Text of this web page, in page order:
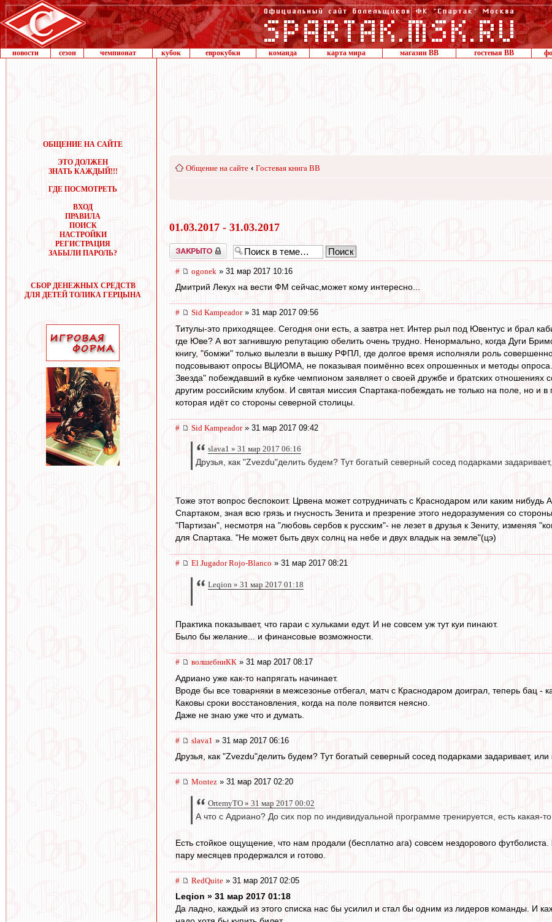
новости сезон чемпионат кубок еврокубки команда карта мира магазин ВВ гостевая ВВ
ОБЩЕНИЕ НА САЙТЕ
ЭТО ДОЛЖЕН
ЗНАТЬ КАЖДЫЙ!!!
ГДЕ ПОСМОТРЕТЬ
ВХОД
ПРАВИЛА
ПОИСК
НАСТРОЙКИ
РЕГИСТРАЦИЯ
ЗАБЫЛИ ПАРОЛЬ?
СБОР ДЕНЕЖНЫХ СРЕДСТВ
ДЛЯ ДЕТЕЙ ТОЛИКА ГЕРЦЫНА
Общение на сайте ‹ Гостевая книга ВВ
01.03.2017 - 31.03.2017
Закрыто
# ogonek » 31 мар 2017 10:16
Дмитрий Лекух на вести ФМ сейчас,может кому интересно...
# Sid Kampeador» 31 мар 2017 09:56
Титулы-это приходящее. Сегодня они есть, а завтра нет. Интер рыл под Ювентус и брал
где Юве? А вот загнившую репутацию обелить очень трудно. Ненормально, когда Дуги
книгу, "бомжи" только вылезли в вышку РФПЛ, где долгое время исполняли роль
подсовывают опросы ВЦИОМА, не показывая поимённо всех опрошенных и методы опроса.
Звезда" побеждавший в кубке чемпионом заявляет о своей дружбе и братских
другим российским клубом. И святая миссия Спартака-побеждать не только на поле, но и в
которая идёт со стороны северной столицы.
# Sid Kampeador» 31 мар 2017 09:42
slava1 » 31 мар 2017 06:16
Друзья, как "Zvezdu"делить будем? Тут богатый северный сосед подарками
Тоже этот вопрос беспокоит. Црвена может сотрудничать с Краснодаром или каким
Спартаком, зная всю грязь и гнусность Зенита и презрение этого недоразумения со
"Партизан", несмотря на "любовь сербов к русским"- не лезет в друзья к Зениту, изменяя
для Спартака. "Не может быть двух солнц на небе и двух владык на земле"(цэ)
# El Jugador Rojo-Blanco » 31 мар 2017 08:21
Leqion » 31 мар 2017 01:18
Практика показывает, что гараи с хульками едут. И не совсем уж тут куи пинают.
Было бы желание... и финансовые возможности.
# волшебниКК » 31 мар 2017 08:17
Адриано уже как-то напрягать начинает.
Вроде бы все товарняки в межсезонье отбегал, матч с Краснодаром доиграл, теперь бац -
Каковы сроки восстановления, когда на поле появится неясно.
Даже не знаю уже что и думать.
# slava1 » 31 мар 2017 06:16
Друзья, как "Zvezdu"делить будем? Тут богатый северный сосед подарками задаривает,
# Montez » 31 мар 2017 02:20
OrtemyTO » 31 мар 2017 00:02
А что с Адриано? До сих пор по индивидуальной программе тренируется, есть какая-
Есть стойкое ощущение, что нам продали (бесплатно ага) совсем нездорового
пару месяцев продержался и готово.
# RedQuite » 31 мар 2017 02:05
Leqion » 31 мар 2017 01:18
Да ладно, каждый из этого списка нас бы усилил и стал бы одним из лидеров команды. И